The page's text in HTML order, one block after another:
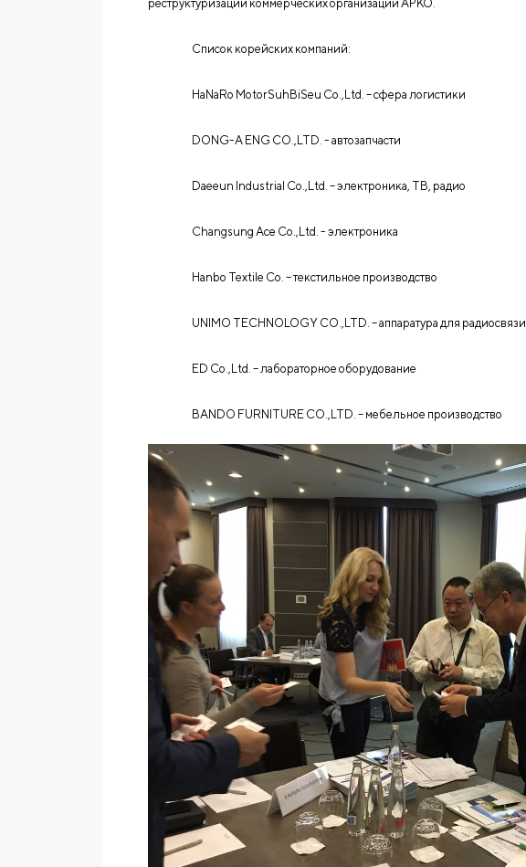
реструктуризации коммерческих организаций АРКО.
Список корейских компаний:
HaNaRo MotorSuhBiSeu Co., Ltd . – сфера логистики
DONG-A ENG CO.,LTD. - автозапчасти
Daeeun Industrial Co.,Ltd. – электроника, ТВ, радио
Changsung Ace Co.,Ltd. - электроника
Hanbo Textile Co. – текстильное производство
UNIMO TECHNOLOGY CO., LTD. – аппаратура для радиосвязи
ED Co., Ltd . – лабораторное оборудование
BANDO FURNITURE CO., LTD. – мебельное производство